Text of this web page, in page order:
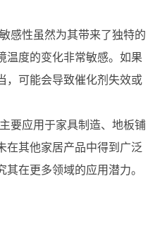
感性虽然为其带来了独特的
温度的变化非常敏感。如果
，可能会导致催化剂失效或
要应用于家具制造、地板铺
在其他家居产品中得到广泛
在更多领域的应用潜力。